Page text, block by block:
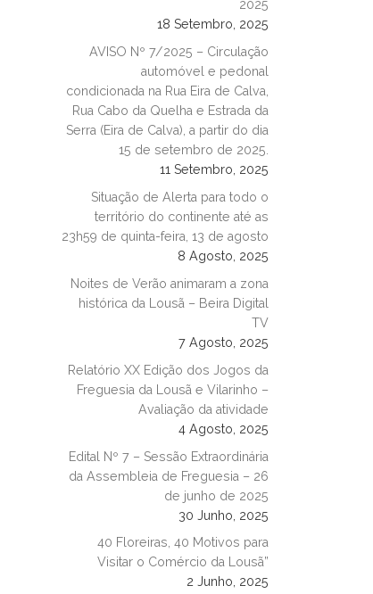
2025
18 Setembro, 2025
AVISO Nº 7/2025 – Circulação
automóvel e pedonal
condicionada na Rua Eira de Calva,
Rua Cabo da Quelha e Estrada da
Serra (Eira de Calva), a partir do dia
15 de setembro de 2025.
11 Setembro, 2025
Situação de Alerta para todo o
território do continente até as
23h59 de quinta-feira, 13 de agosto
8 Agosto, 2025
Noites de Verão animaram a zona
histórica da Lousã – Beira Digital
TV
7 Agosto, 2025
Relatório XX Edição dos Jogos da
Freguesia da Lousã e Vilarinho –
Avaliação da atividade
4 Agosto, 2025
Edital Nº 7 – Sessão Extraordinária
da Assembleia de Freguesia – 26
de junho de 2025
30 Junho, 2025
40 Floreiras, 40 Motivos para
Visitar o Comércio da Lousã”
2 Junho, 2025